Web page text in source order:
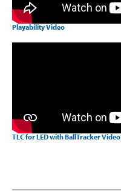
Playability Video
TLC for LED with BallTracker Video